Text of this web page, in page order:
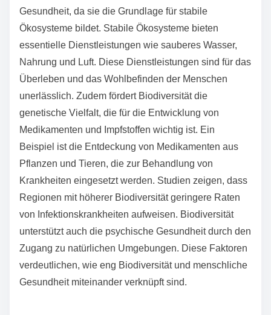
Gesundheit, da sie die Grundlage für stabile
Ökosysteme bildet. Stabile Ökosysteme bieten
essentielle Dienstleistungen wie sauberes Wasser,
Nahrung und Luft. Diese Dienstleistungen sind für das
Überleben und das Wohlbefinden der Menschen
unerlässlich. Zudem fördert Biodiversität die
genetische Vielfalt, die für die Entwicklung von
Medikamenten und Impfstoffen wichtig ist. Ein
Beispiel ist die Entdeckung von Medikamenten aus
Pflanzen und Tieren, die zur Behandlung von
Krankheiten eingesetzt werden. Studien zeigen, dass
Regionen mit höherer Biodiversität geringere Raten
von Infektionskrankheiten aufweisen. Biodiversität
unterstützt auch die psychische Gesundheit durch den
Zugang zu natürlichen Umgebungen. Diese Faktoren
verdeutlichen, wie eng Biodiversität und menschliche
Gesundheit miteinander verknüpft sind.